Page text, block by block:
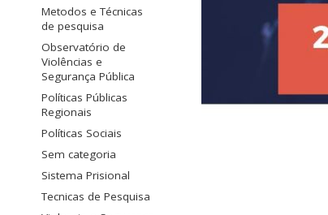
Metodos e Técnicas
de pesquisa
Observatório de
Violências e
Segurança Pública
Políticas Públicas
Regionais
Políticas Sociais
Sem categoria
Sistema Prisional
Tecnicas de Pesquisa